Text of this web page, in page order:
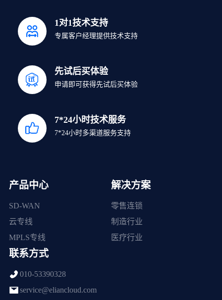
1对1技术支持
专属客户经理提供技术支持
先试后买体验
申请即可获得先试后买体验
7*24小时技术服务
7*24小时多渠道服务支持
产品中心
SD-WAN
云专线
MPLS专线
解决方案
零售连锁
制造行业
医疗行业
联系方式
010-53390328
service@eliancloud.com